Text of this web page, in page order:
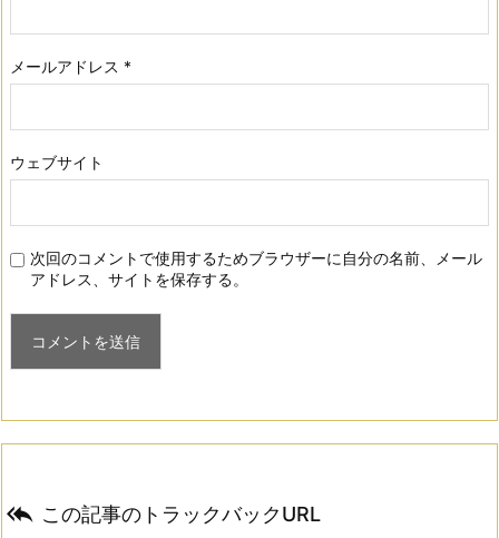
メールアドレス *
ウェブサイト
次回のコメントで使用するためブラウザーに自分の名前、メール
アドレス、サイトを保存する。
 この記事のトラックバックURL